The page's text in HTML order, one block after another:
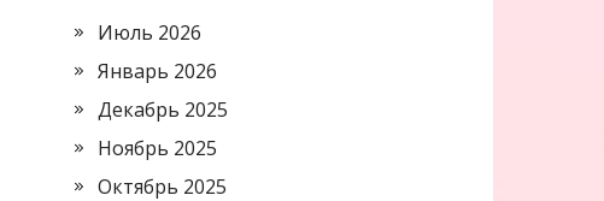
Июль 2026
Январь 2026
Декабрь 2025
Ноябрь 2025
Октябрь 2025